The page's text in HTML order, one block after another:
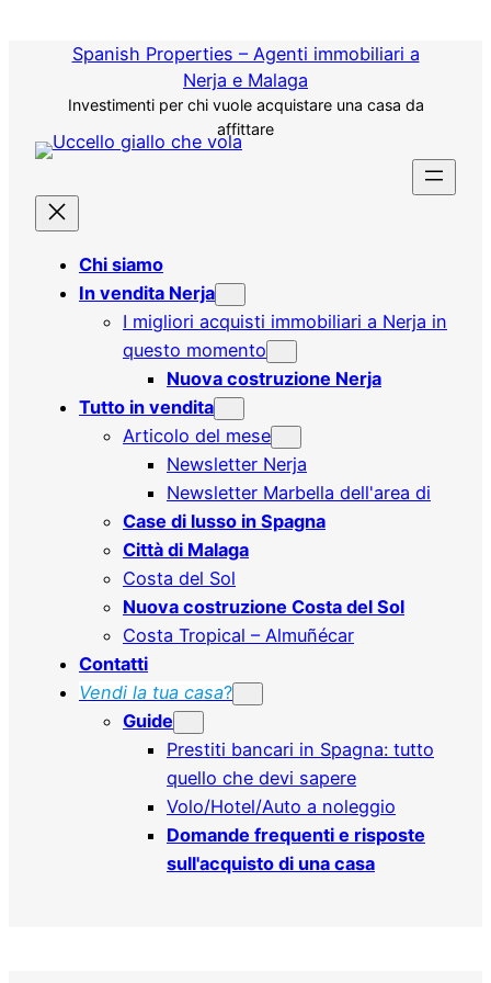
Spanish Properties – Agenti immobiliari a
Nerja e Malaga
Investimenti per chi vuole acquistare una casa da
affittare
Chi siamo
In vendita Nerja
I migliori acquisti immobiliari a Nerja in
questo momento
Nuova costruzione Nerja
Tutto in vendita
Articolo del mese
Newsletter Nerja
Newsletter Marbella dell'area di
Case di lusso in Spagna
Città di Malaga
Costa del Sol
Nuova costruzione Costa del Sol
Costa Tropical – Almuñécar
Contatti
Vendi la tua casa?
Guide
Prestiti bancari in Spagna: tutto
quello che devi sapere
Volo/Hotel/Auto a noleggio
Domande frequenti e risposte
sull'acquisto di una casa